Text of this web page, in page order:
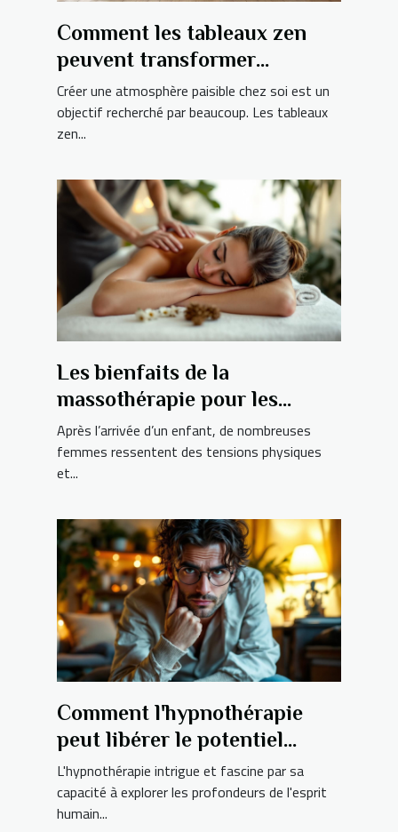
Comment les tableaux zen
peuvent transformer
l'ambiance de votre maison ?
Créer une atmosphère paisible chez soi est un
objectif recherché par beaucoup. Les tableaux
zen...
Les bienfaits de la
massothérapie pour les
jeunes mamans ?
Après l’arrivée d’un enfant, de nombreuses
femmes ressentent des tensions physiques
et...
Comment l'hypnothérapie
peut libérer le potentiel
caché de votre esprit ?
L'hypnothérapie intrigue et fascine par sa
capacité à explorer les profondeurs de l'esprit
humain...